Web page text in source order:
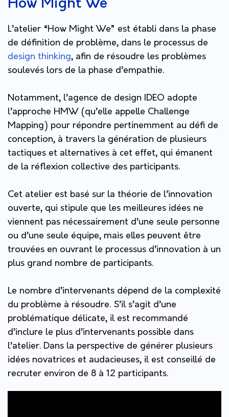
How Might We
L’atelier “How Might We” est établi dans la phase
de définition de problème, dans le processus de
design thinking, afin de résoudre les problèmes
soulevés lors de la phase d’empathie.
Notamment, l’agence de design IDEO adopte
l’approche HMW (qu’elle appelle Challenge
Mapping) pour répondre pertinemment au défi de
conception, à travers la génération de plusieurs
tactiques et alternatives à cet effet, qui émanent
de la réflexion collective des participants.
Cet atelier est basé sur la théorie de l’innovation
ouverte, qui stipule que les meilleures idées ne
viennent pas nécessairement d’une seule personne
ou d’une seule équipe, mais elles peuvent être
trouvées en ouvrant le processus d’innovation à un
plus grand nombre de participants.
Le nombre d’intervenants dépend de la complexité
du problème à résoudre. S’il s’agit d’une
problématique délicate, il est recommandé
d’inclure le plus d’intervenants possible dans
l’atelier. Dans la perspective de générer plusieurs
idées novatrices et audacieuses, il est conseillé de
recruter environ de 8 à 12 participants.